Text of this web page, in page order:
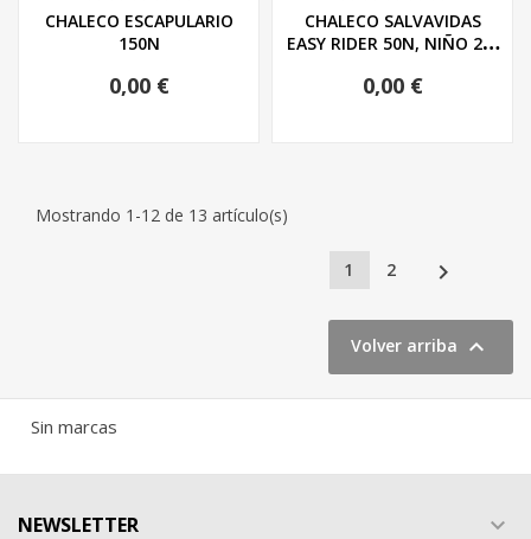
CHALECO ESCAPULARIO
150N
0,00 €
CHALECO SALVAVIDAS
EASY RIDER 50N, NIÑO 25-
0,00 €
Mostrando 1-12 de 13 artículo(s)
1 2 
Volver arriba 
Sin marcas
NEWSLETTER 